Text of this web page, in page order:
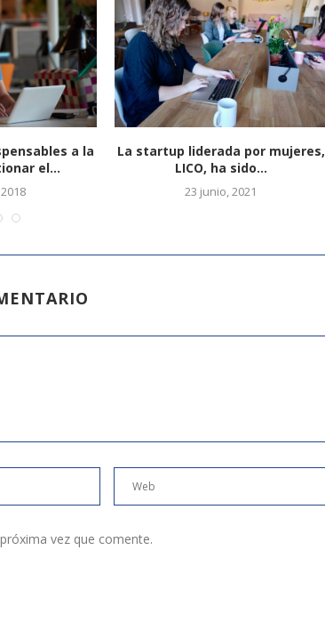
a la
el...
La startup liderada por mujeres,
LICO, ha sido...
23 junio, 2021
vez que comente.